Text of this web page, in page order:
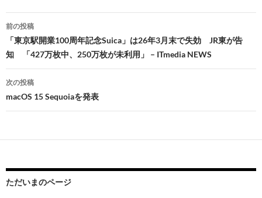
投
稿
ナ
ビ
ゲ
シ
ョ
ン
前の投稿
「東京駅開業100周年記念Suica」は26年3月末で失効 JR東が告
知 「427万枚中、250万枚が未利用」 – ITmedia NEWS
次の投稿
macOS 15 Sequoiaを発表
ただいまのページ